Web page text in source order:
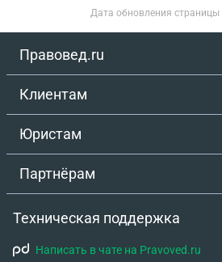
Дата обновления страницы
Правовед.ru
Клиентам
Юристам
Партнёрам
Техническая поддержка
Написать в чате на Pravoved.ru